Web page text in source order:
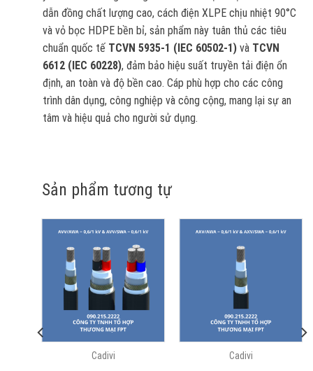
dẫn đồng chất lượng cao, cách điện XLPE chịu nhiệt 90°C
và vỏ bọc HDPE bền bỉ, sản phẩm này tuân thủ các tiêu
chuẩn quốc tế TCVN 5935-1 (IEC 60502-1)và TCVN
6612 (IEC 60228), đảm bảo hiệu suất truyền tải điện ổn
định, an toàn và độ bền cao. Cáp phù hợp cho các công
trình dân dụng, công nghiệp và công cộng, mang lại sự an
tâm và hiệu quả cho người sử dụng.
Sản phẩm tương tự
Cadivi Cadivi